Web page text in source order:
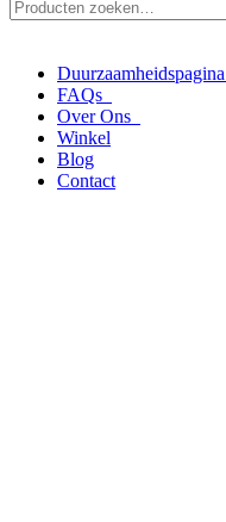
naar:
Duurzaamheidspagina
FAQs
Over Ons
Winkel
Blog
Contact